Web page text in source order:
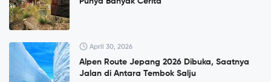
April 30, 2026
Alpen Route Jepang 2026 Dibuka, Saatnya
Jalan di Antara Tembok Salju